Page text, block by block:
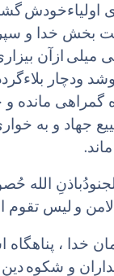
اولیاء‌خودش
بخش خدا و
میلی ازآن
ودچار
گمراهی مانده
جهاد و به
.
الله
و لیس تقوم
خدا ، پناهگاه
و شکوه